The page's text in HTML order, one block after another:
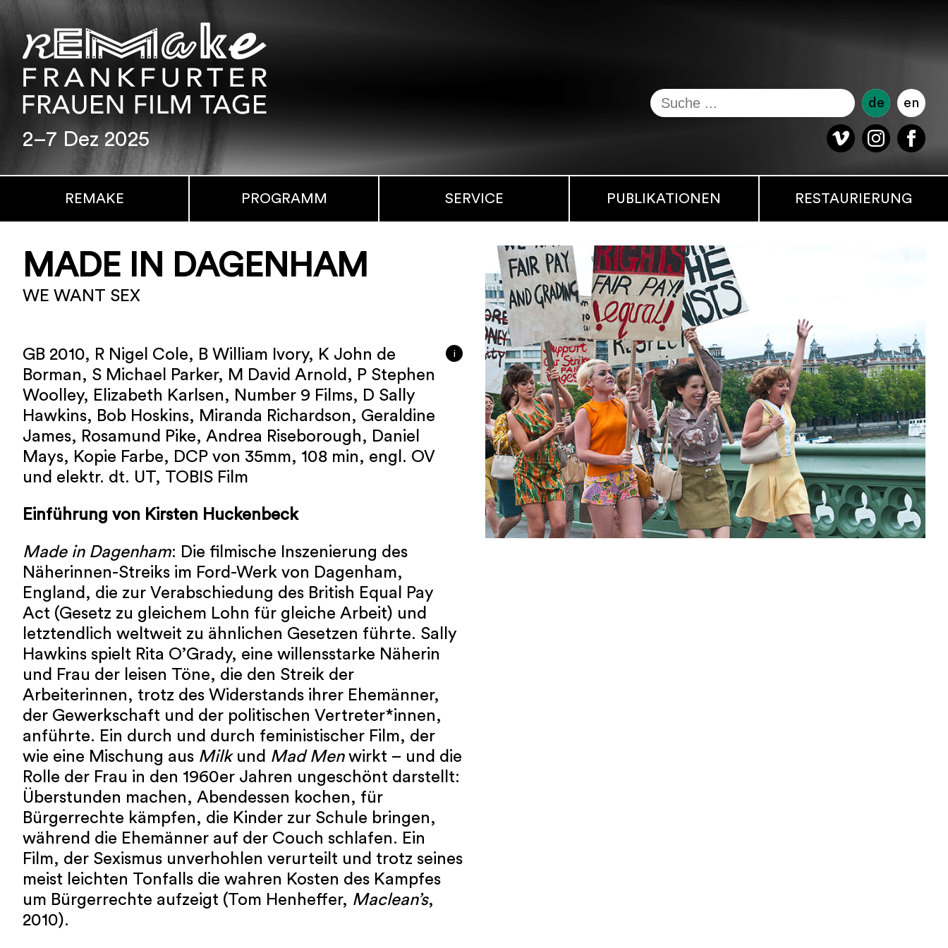
2–7 Dez 2025
de en
REMAKE PROGRAMM SERVICE PUBLIKATIONEN RESTAURIERUNG
MADE IN DAGENHAM
WE WANT SEX
i
GB 2010, R Nigel Cole, B William Ivory, K John de
Borman, S Michael Parker, M David Arnold, P Stephen
Woolley, Elizabeth Karlsen, Number 9 Films, D Sally
Hawkins, Bob Hoskins, Miranda Richardson, Geraldine
James, Rosamund Pike, Andrea Riseborough, Daniel
Mays, Kopie Farbe, DCP von 35mm, 108 min, engl. OV
und elektr. dt. UT, TOBIS Film
Einführung von Kirsten Huckenbeck
Made in Dagenham: Die filmische Inszenierung des
Näherinnen-Streiks im Ford-Werk von Dagenham,
England, die zur Verabschiedung des British Equal Pay
Act (Gesetz zu gleichem Lohn für gleiche Arbeit) und
letztendlich weltweit zu ähnlichen Gesetzen führte. Sally
Hawkins spielt Rita O’Grady, eine willensstarke Näherin
und Frau der leisen Töne, die den Streik der
Arbeiterinnen, trotz des Widerstands ihrer Ehemänner,
der Gewerkschaft und der politischen Vertreter*innen,
anführte. Ein durch und durch feministischer Film, der
wie eine Mischung aus Milkund Mad Menwirkt – und die
Rolle der Frau in den 1960er Jahren ungeschönt darstellt:
Überstunden machen, Abendessen kochen, für
Bürgerrechte kämpfen, die Kinder zur Schule bringen,
während die Ehemänner auf der Couch schlafen. Ein
Film, der Sexismus unverhohlen verurteilt und trotz seines
meist leichten Tonfalls die wahren Kosten des Kampfes
um Bürgerrechte aufzeigt (Tom Henheffer, Maclean’s,
2010).